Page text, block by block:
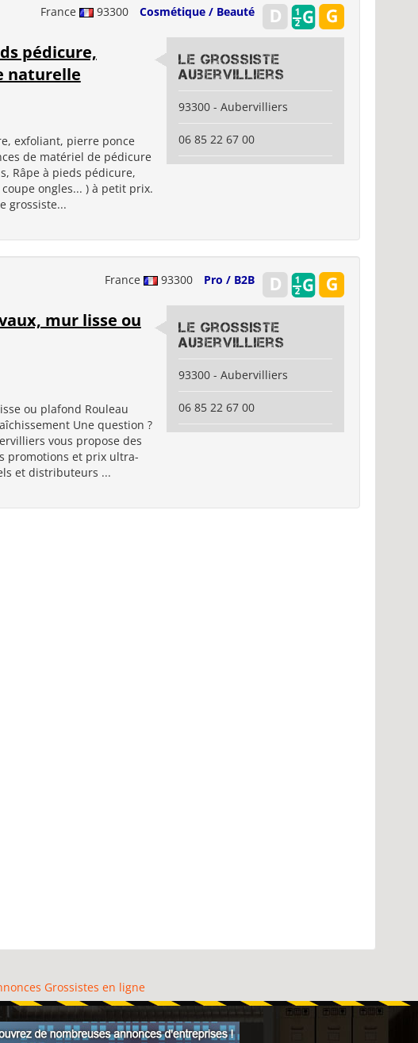
France 93300 Cosmétique / Beauté
pédicure,
naturelle
exfoliant, pierre ponce
de matériel de pédicure
Râpe à pieds pédicure,
ongles... ) à petit prix.
grossiste...
Le Grossiste
Aubervilliers
93300 - Aubervilliers
06 85 22 67 00
France 93300 Pro / B2B
mur lisse ou
ou plafond Rouleau
Une question ?
vous propose des
promotions et prix ultra-
et distributeurs ...
Le Grossiste
Aubervilliers
93300 - Aubervilliers
06 85 22 67 00
Grossistes en ligne